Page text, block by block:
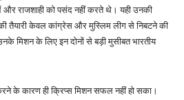
राजशाही को पसंद नहीं करते थे। यही उनकी
तैयारी केवल कांग्रेस और मुस्लिम लीग से निबटने की
मिशन के लिए इन दोनों से बड़ी मुसीबत भारतीय
के कारण ही क्रिप्स मिशन सफल नहीं हो सका।